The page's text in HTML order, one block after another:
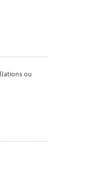
ou